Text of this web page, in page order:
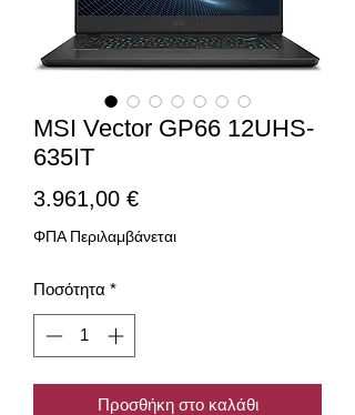
MSI Vector GP66 12UHS-
635IT
3.961,00 €Τιμή
ΦΠΑ Περιλαμβάνεται
Ποσότητα *
Προσθήκη στο καλάθι